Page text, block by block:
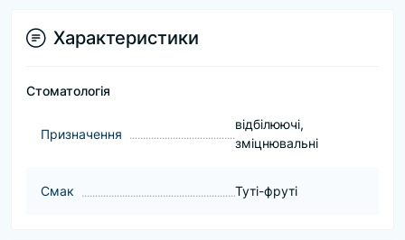
Характеристики
Стоматологія
Призначення
відбілюючі,
зміцнювальні
Смак Туті-фруті